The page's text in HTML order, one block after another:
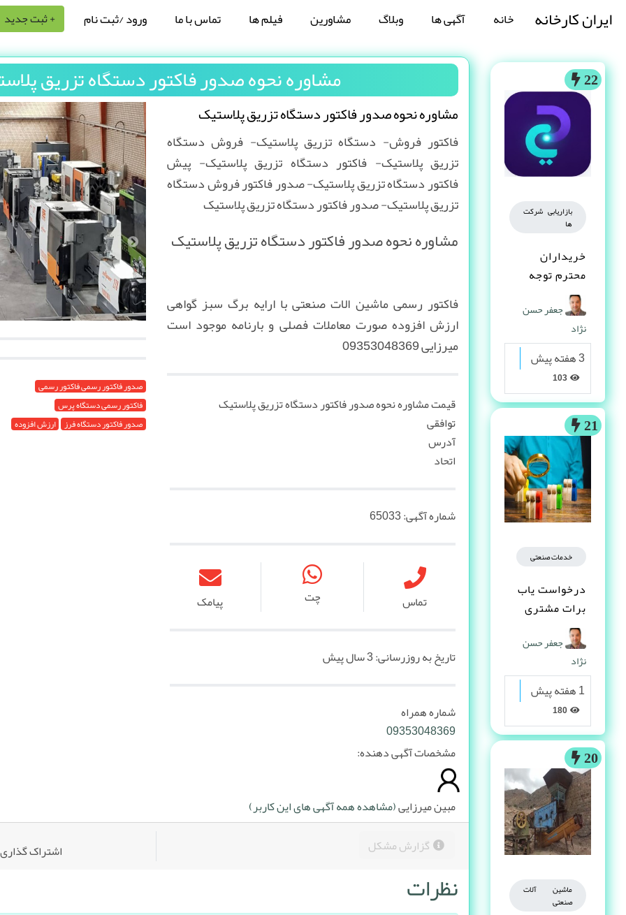
ایران کارخانه خانه آگهی ها وبلاگ مشاورین فیلم ها تماس با ما ورود /ثبت نام + ثبت جدید
22
بازاریابی شرکت
ها
خریداران
محترم توجه
کنند
جعفر حسن
نژاد
3 هفته پیش
21
خدمات صنعتی
درخواست یاب
برات مشتری
پیدا می کنه
جعفر حسن
نژاد
1 هفته پیش
20
ماشین آلات
صنعتی
مشاوره نحوه صدور فاکتور دستگاه تزریق
مشاوره نحوه صدور فاکتور دستگاه تزریق پلاستیک
فاکتور فروش- دستگاه تزریق پلاستیک- فروش دستگاه
تزریق پلاستیک- فاکتور دستگاه تزریق پلاستیک- پیش
فاکتور دستگاه تزریق پلاستیک- صدور فاکتور فروش دستگاه
تزریق پلاستیک- صدور فاکتور دستگاه تزریق پلاستیک
مشاوره نحوه صدور فاکتور دستگاه تزریق پلاستیک
فاکتور رسمی ماشین الات صنعتی با ارایه برگ سبز گواهی
ارزش افزوده صورت معاملات فصلی و بارنامه موجود است
میرزایی 09353048369
قیمت مشاوره نحوه صدور فاکتور دستگاه تزریق پلاستیک
توافقی
آدرس
اتحاد
شماره آگهی:65033
تماس چت پیامک
تاریخ به روزرسانی:3 سال پیش
شماره همراه
09353048369
مشخصات آگهی دهنده:
مبین میرزایی(مشاهده همه آگهی های این کاربر)
صدور فاکتور رسمی فاکتور رسمی
فاکتور رسمی دستگاه پرس
صدور فاکتور دستگاه فرز ارزش افزوده
گزارش مشکل اشتراک
نظرات